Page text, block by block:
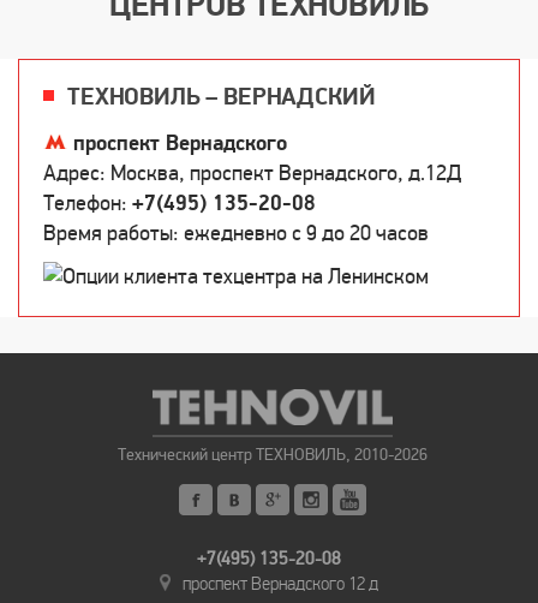
ТЕХНОВИЛЬ – ВЕРНАДСКИЙ
проспект Вернадского
Адрес: Москва, проспект Вернадского, д.12Д
Телефон: +7(495) 135-20-08
Время работы: ежедневно c 9 до 20 часов
Технический центр ТЕХНОВИЛЬ, 2010-2026
+7(495) 135-20-08
проспект Вернадского 12 д